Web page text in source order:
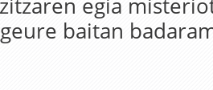
egia
baitan